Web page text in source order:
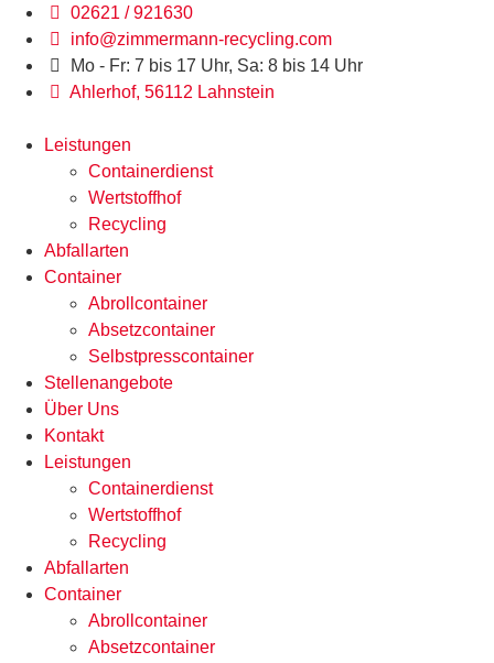
Zum
Inhalt
springen
02621 / 921630
info@zimmermann-recycling.com
Mo - Fr: 7 bis 17 Uhr, Sa: 8 bis 14 Uhr
Ahlerhof, 56112 Lahnstein
Leistungen
Containerdienst
Wertstoffhof
Recycling
Abfallarten
Container
Abrollcontainer
Absetzcontainer
Selbstpresscontainer
Stellenangebote
Über Uns
Kontakt
Leistungen
Containerdienst
Wertstoffhof
Recycling
Abfallarten
Container
Abrollcontainer
Absetzcontainer